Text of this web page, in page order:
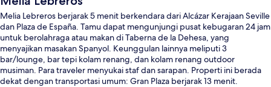
Melia Lebreros berjarak 5 menit berkendara dari Alcázar Kerajaan Seville
dan Plaza de España. Tamu dapat mengunjungi pusat kebugaran 24 jam
untuk berolahraga atau makan di Taberna de la Dehesa, yang
menyajikan masakan Spanyol. Keunggulan lainnya meliputi 3
bar/lounge, bar tepi kolam renang, dan kolam renang outdoor
musiman. Para traveler menyukai staf dan sarapan. Properti ini berada
dekat dengan transportasi umum: Gran Plaza berjarak 13 menit.